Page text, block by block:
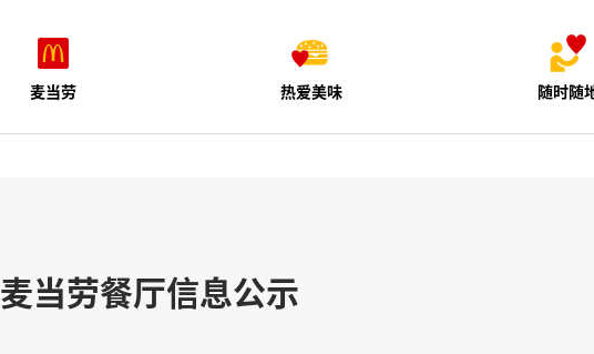
麦当劳 热爱美味 随时随
麦当劳餐厅信息公示